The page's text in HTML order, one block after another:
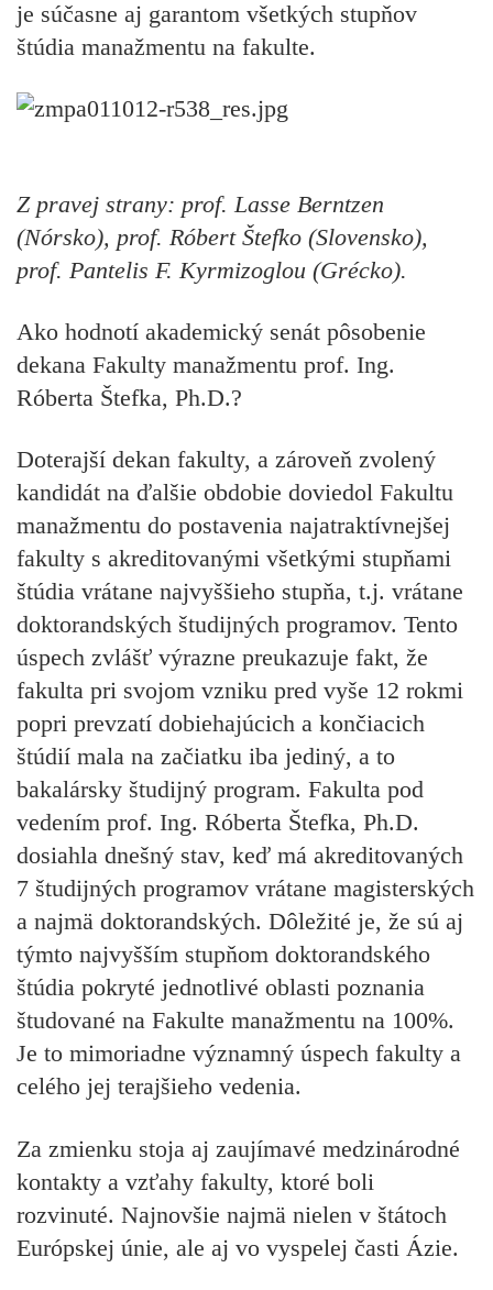
je súčasne aj garantom všetkých stupňov
štúdia manažmentu na fakulte.
Z pravej strany: prof. Lasse Berntzen
(Nórsko), prof. Róbert Štefko (Slovensko),
prof. Pantelis F. Kyrmizoglou (Grécko).
Ako hodnotí akademický senát pôsobenie
dekana Fakulty manažmentu prof. Ing.
Róberta Štefka, Ph.D.?
Doterajší dekan fakulty, a zároveň zvolený
kandidát na ďalšie obdobie doviedol Fakultu
manažmentu do postavenia najatraktívnejšej
fakulty s akreditovanými všetkými stupňami
štúdia vrátane najvyššieho stupňa, t.j. vrátane
doktorandských študijných programov. Tento
úspech zvlášť výrazne preukazuje fakt, že
fakulta pri svojom vzniku pred vyše 12 rokmi
popri prevzatí dobiehajúcich a končiacich
štúdií mala na začiatku iba jediný, a to
bakalársky študijný program. Fakulta pod
vedením prof. Ing. Róberta Štefka, Ph.D.
dosiahla dnešný stav, keď má akreditovaných
7 študijných programov vrátane magisterských
a najmä doktorandských. Dôležité je, že sú aj
týmto najvyšším stupňom doktorandského
štúdia pokryté jednotlivé oblasti poznania
študované na Fakulte manažmentu na 100%.
Je to mimoriadne významný úspech fakulty a
celého jej terajšieho vedenia.
Za zmienku stoja aj zaujímavé medzinárodné
kontakty a vzťahy fakulty, ktoré boli
rozvinuté. Najnovšie najmä nielen v štátoch
Európskej únie, ale aj vo vyspelej časti Ázie.